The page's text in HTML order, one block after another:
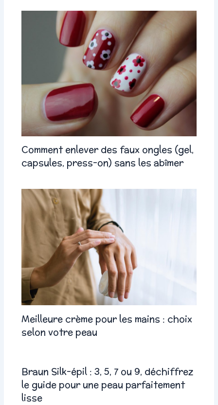
Comment enlever des faux ongles (gel,
capsules, press-on) sans les abîmer
Meilleure crème pour les mains : choix
selon votre peau
Braun Silk-épil : 3, 5, 7 ou 9, déchiffrez
le guide pour une peau parfaitement
lisse